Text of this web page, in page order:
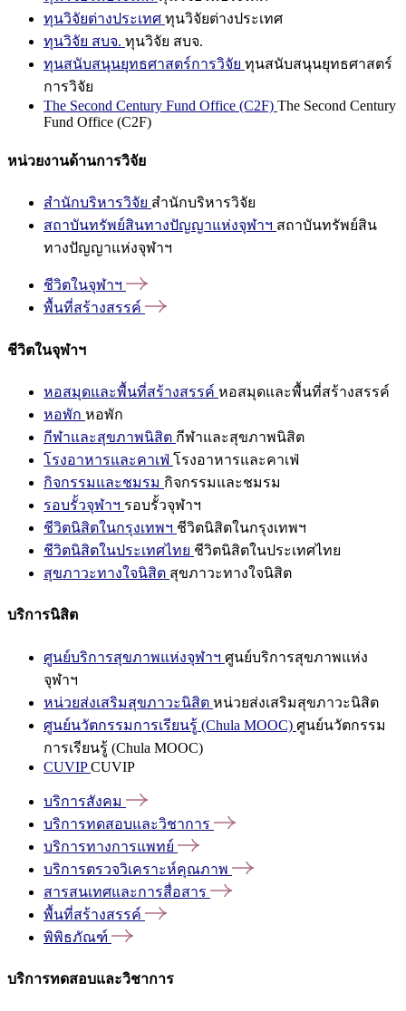
ทุนวิจัยต่างประเทศ ทุนวิจัยต่างประเทศ
ทุนวิจัย สบจ. ทุนวิจัย สบจ.
ทุนสนับสนุนยุทธศาสตร์การวิจัย ทุนสนับสนุนยุทธศาสตร์
การวิจัย
The Second Century Fund Office (C2F) The Second Century
Fund Office (C2F)
หน่วยงานด้านการวิจัย
สำนักบริหารวิจัย สำนักบริหารวิจัย
สถาบันทรัพย์สินทางปัญญาแห่งจุฬาฯ สถาบันทรัพย์สิน
ทางปัญญาแห่งจุฬาฯ
ชีวิตในจุฬาฯ
พื้นที่สร้างสรรค์
ชีวิตในจุฬาฯ
หอสมุดและพื้นที่สร้างสรรค์ หอสมุดและพื้นที่สร้างสรรค์
หอพัก หอพัก
กีฬาและสุขภาพนิสิต กีฬาและสุขภาพนิสิต
โรงอาหารและคาเฟ่ โรงอาหารและคาเฟ่
กิจกรรมและชมรม กิจกรรมและชมรม
รอบรั้วจุฬาฯ รอบรั้วจุฬาฯ
ชีวิตนิสิตในกรุงเทพฯ ชีวิตนิสิตในกรุงเทพฯ
ชีวิตนิสิตในประเทศไทย ชีวิตนิสิตในประเทศไทย
สุขภาวะทางใจนิสิต สุขภาวะทางใจนิสิต
บริการนิสิต
ศูนย์บริการสุขภาพแห่งจุฬาฯ ศูนย์บริการสุขภาพแห่ง
จุฬาฯ
หน่วยส่งเสริมสุขภาวะนิสิต หน่วยส่งเสริมสุขภาวะนิสิต
ศูนย์นวัตกรรมการเรียนรู้ (Chula MOOC) ศูนย์นวัตกรรม
การเรียนรู้ (Chula MOOC)
CUVIPCUVIP
บริการสังคม
บริการทดสอบและวิชาการ
บริการทางการแพทย์
บริการตรวจวิเคราะห์คุณภาพ
สารสนเทศและการสื่อสาร
พื้นที่สร้างสรรค์
พิพิธภัณฑ์
บริการทดสอบและวิชาการ